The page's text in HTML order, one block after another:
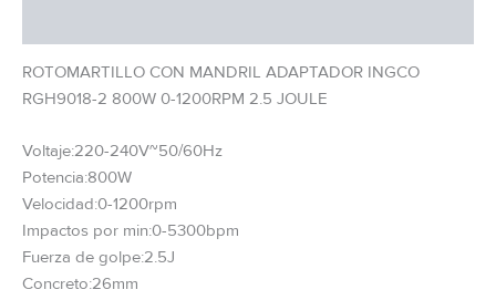
ROTOMARTILLO CON MANDRIL ADAPTADOR INGCO
RGH9018-2 800W 0-1200RPM 2.5 JOULE
Voltaje:220-240V~50/60Hz
Potencia:800W
Velocidad:0-1200rpm
Impactos por min:0-5300bpm
Fuerza de golpe:2.5J
Concreto:26mm